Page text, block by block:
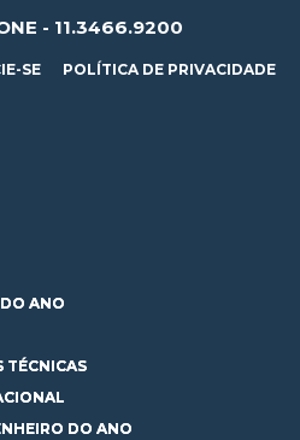
- 11.3466.9200
SE POLÍTICA DE PRIVACIDADE
ANO
TÉCNICAS
DO ANO